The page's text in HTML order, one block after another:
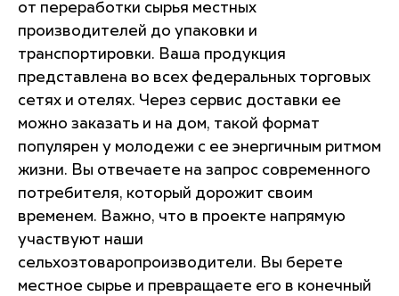
от переработки сырья местных
производителей до упаковки и
транспортировки. Ваша продукция
представлена во всех федеральных торговых
сетях и отелях. Через сервис доставки ее
можно заказать и на дом, такой формат
популярен у молодежи с ее энергичным ритмом
жизни. Вы отвечаете на запрос современного
потребителя, который дорожит своим
временем. Важно, что в проекте напрямую
участвуют наши
сельхозтоваропроизводители. Вы берете
местное сырье и превращаете его в конечный